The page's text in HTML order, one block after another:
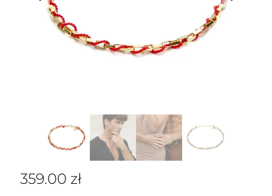
359.00 zł